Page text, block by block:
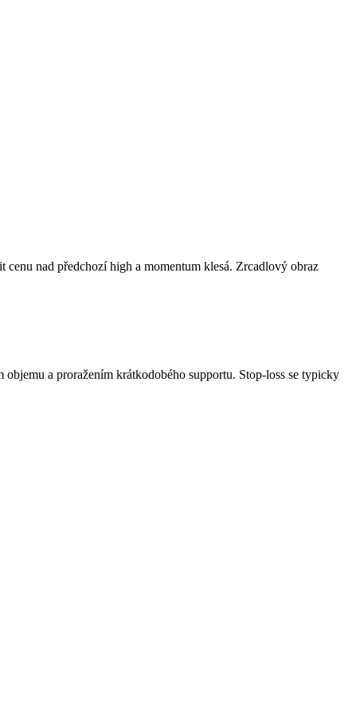
nad předchozí high a momentum klesá. Zrcadlový obraz
a proražením krátkodobého supportu. Stop-loss se typicky